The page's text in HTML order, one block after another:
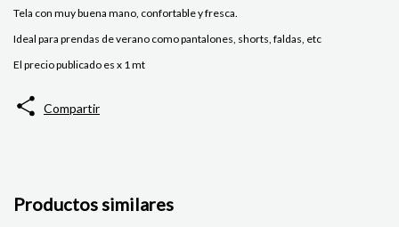
Tela con muy buena mano, confortable y fresca.
Ideal para prendas de verano como pantalones, shorts, faldas, etc
El precio publicado es x 1 mt
Compartir
Productos similares